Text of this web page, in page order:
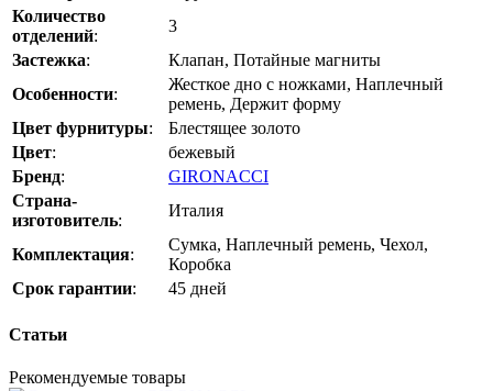
Количество
отделений:
3
Застежка:
Клапан, Потайные магниты
Особенности:
Жесткое дно с ножками, Наплечный
ремень, Держит форму
Цвет фурнитуры:
Блестящее золото
Цвет:
бежевый
Бренд:
GIRONACCI
Страна-
изготовитель:
Италия
Комплектация:
Сумка, Наплечный ремень, Чехол,
Коробка
Срок гарантии: 45 дней
Статьи
Рекомендуемые товары